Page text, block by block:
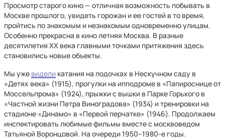
Просмотр старого кино — отличная возможность побывать в
Москве прошлого, увидеть горожан и ее гостей в то время,
пройтись по знакомым и незнакомым одновременно улицам.
Особенно прекрасна в кино летняя Москва. В разные
десятилетия ХХ века главными точками притяжения здесь
становились новые объекты.
Мы уже видели катания на лодочках в Нескучном саду в
«Детях века» (1915), прогулки на ипподроме в «Папироснице от
Моссельпрома» (1924), прыжки с вышки в Парке Горького в
«Частной жизни Петра Виноградова» (1934) и тренировки на
стадионе «Динамо» в «Первой перчатке» (1946). Продолжаем
инспектировать любимые фильмы вместе с москвоведом
Татьяной Воронцовой. На очереди 1950–1980-е годы.